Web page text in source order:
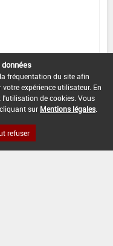
données
fréquentation du site afin
expérience utilisateur. En
de cookies. Vous
sur Mentions légales
refuser